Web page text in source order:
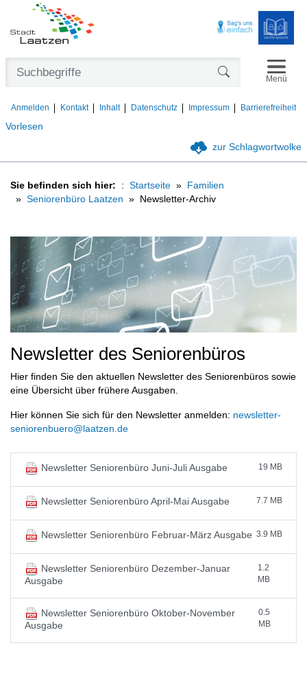
Vorlesen
Anmelden Kontakt Inhalt Datenschutz Impressum Barrierefreiheit
Menü
zur Schlagwortwolke
Sie befinden sich hier: Startseite
Familien
Seniorenbüro Laatzen
Newsletter-Archiv
Newsletter des Seniorenbüros
Hier finden Sie den aktuellen Newsletter des Seniorenbüros sowie
eine Übersicht über frühere Ausgaben.
Hier können Sie sich für den Newsletter anmelden: newsletter-
seniorenbuero@laatzen.de
Newsletter Seniorenbüro Juni-Juli Ausgabe 19 MB
Newsletter Seniorenbüro April-Mai Ausgabe 7.7 MB
Newsletter Seniorenbüro Februar-März Ausgabe 3.9 MB
Newsletter Seniorenbüro Dezember-Januar
Ausgabe
1.2
MB
Newsletter Seniorenbüro Oktober-November
Ausgabe
0.5
MB